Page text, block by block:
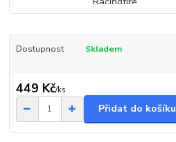
Dostupnost Skladem
449 Kč/ks
Přidat do košíku